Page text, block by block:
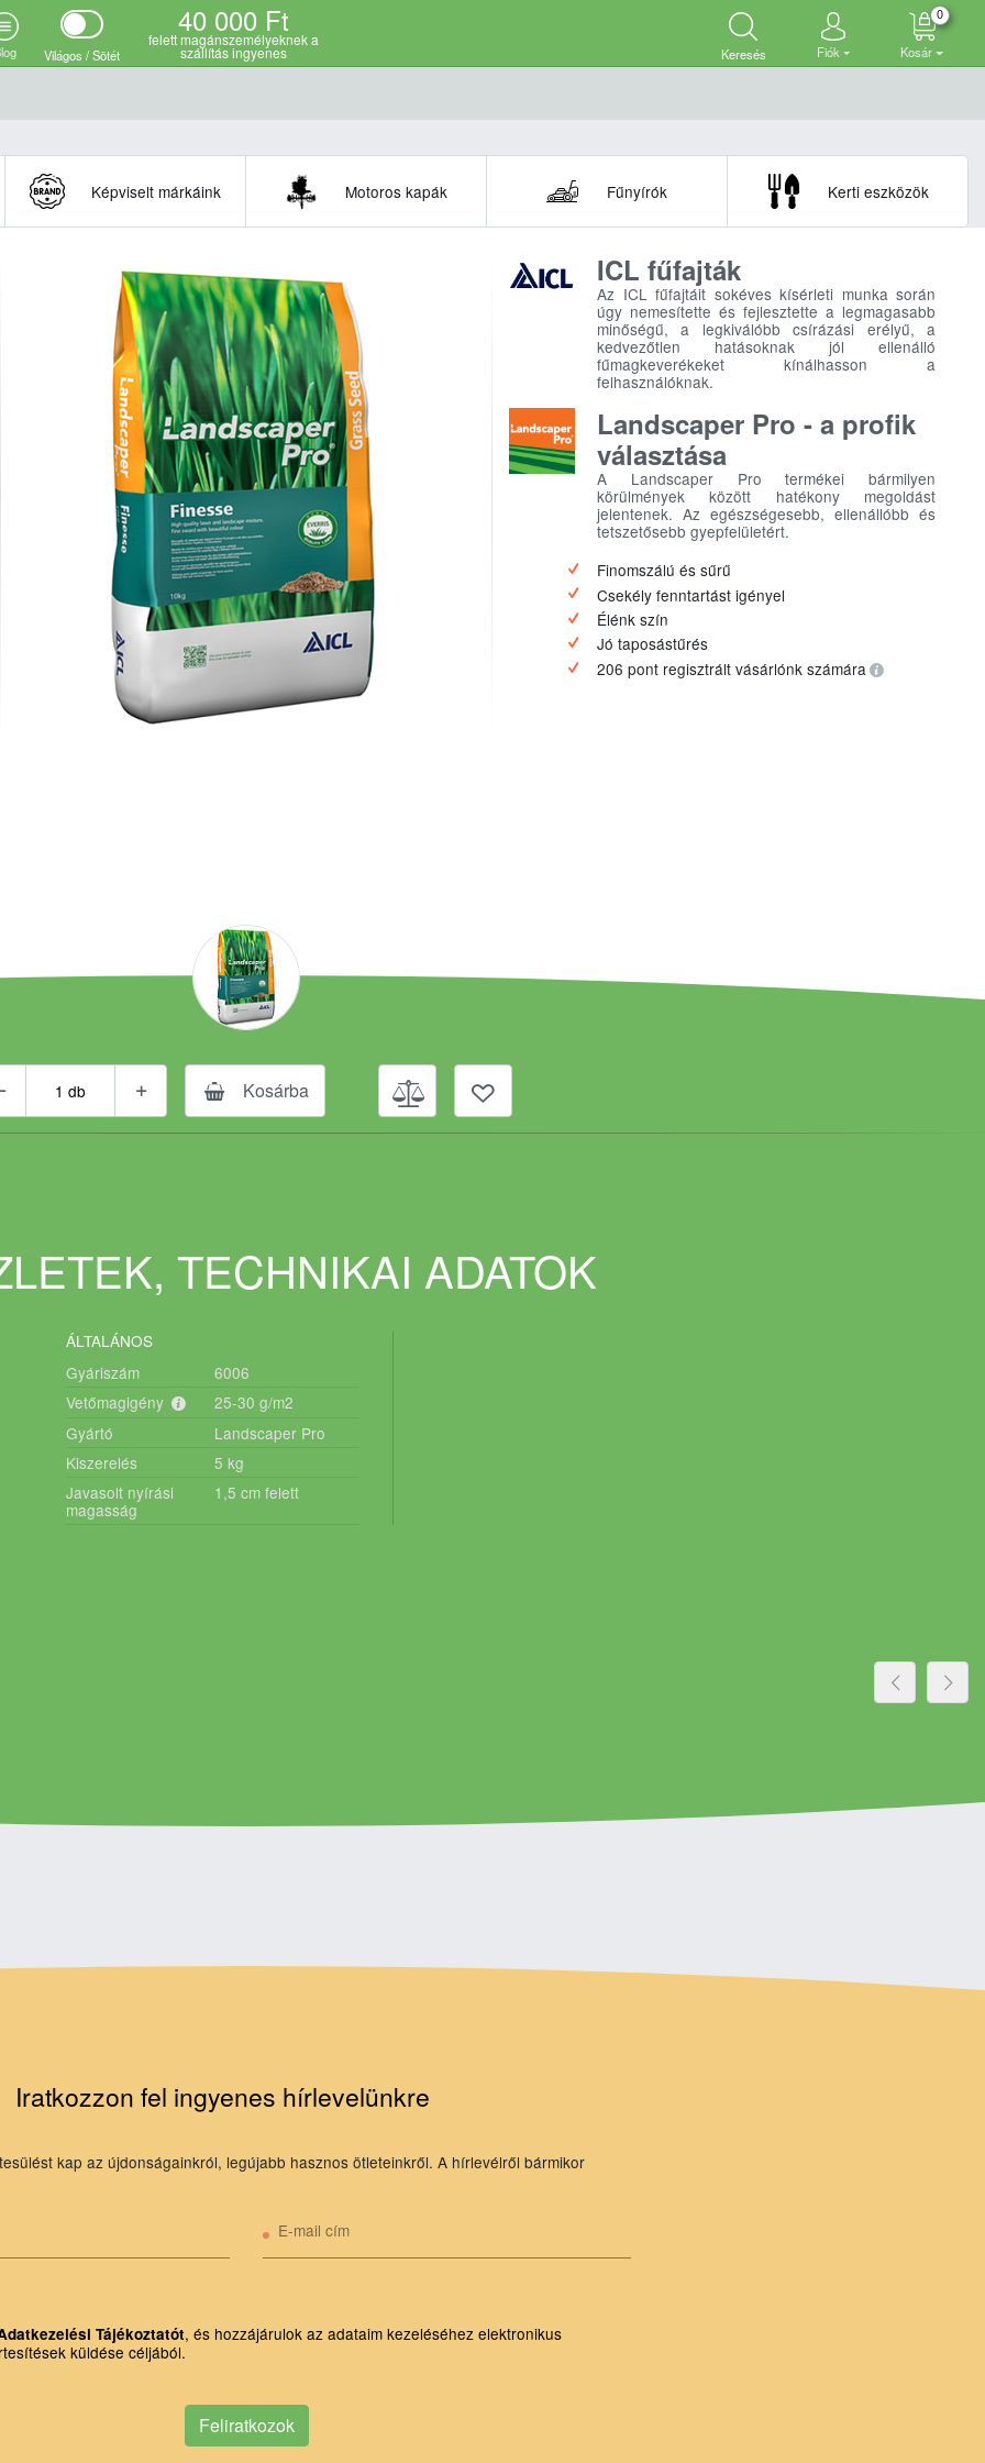
Világos / Sötét
40 000 Ft
felett magánszemélyeknek a
szállítás ingyenes Keresés Fiók Kosár
0
Képviselt márkáink Motoros kapák Fűnyírók Kerti eszközök
ICL fűfajták
Az ICL fűfajtáit sokéves kísérleti munka során
úgy nemesítette és fejlesztette a legmagasabb
minőségű, a legkiválóbb csírázási erélyű, a
kedvezőtlen hatásoknak jól ellenálló
fűmagkeverékeket kínálhasson a
felhasználóknak.
Landscaper Pro - a profik
választása
A Landscaper Pro termékei bármilyen
körülmények között hatékony megoldást
jelentenek. Az egészségesebb, ellenállóbb és
tetszetősebb gyepfelületért.
Finomszálú és sűrű
Csekély fenntartást igényel
Élénk szín
Jó taposástűrés
206 pont regisztrált vásárlónk számára
Kosárba
TECHNIKAI ADATOK
ÁLTALÁNOS
Gyáriszám
6006
Vetőmagigény
25-30g/m2
Gyártó
Landscaper Pro
Kiszerelés
5kg
Javasolt nyírási
magasság
1,5 cm felett
Iratkozzon fel ingyenes hírlevelünkre
kap az újdonságainkról, legújabb hasznos ötleteinkről. A hírlevélről bármikor
E-mail cím
Tájékoztatót, és hozzájárulok az adataim kezeléséhez elektronikus
küldése céljából.
Feliratkozok